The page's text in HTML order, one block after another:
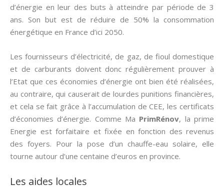
d’énergie en leur des buts à atteindre par période de 3
ans. Son but est de réduire de 50% la consommation
énergétique en France d’ici 2050.
Les fournisseurs d’électricité, de gaz, de fioul domestique
et de carburants doivent donc régulièrement prouver à
l’Etat que ces économies d’énergie ont bien été réalisées,
au contraire, qui causerait de lourdes punitions financières,
et cela se fait grâce à l’accumulation de CEE, les certificats
d’économies d’énergie. Comme Ma PrimRénov, la prime
Energie est forfaitaire et fixée en fonction des revenus
des foyers. Pour la pose d’un chauffe-eau solaire, elle
tourne autour d’une centaine d’euros en province.
Les aides locales